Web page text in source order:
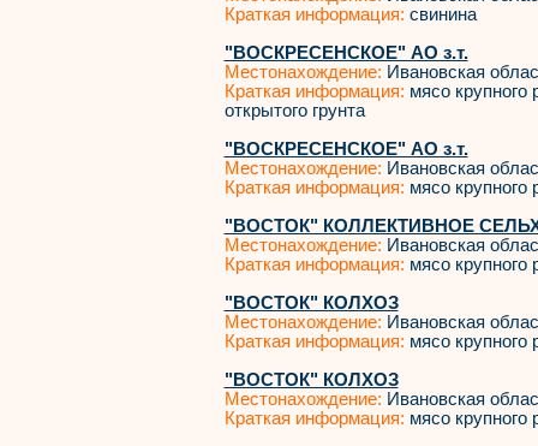
Краткая информация: свинина
"ВОСКРЕСЕНСКОЕ" АО з.т.
Местонахождение: Ивановская
Краткая информация: мясо крупного
открытого грунта
"ВОСКРЕСЕНСКОЕ" АО з.т.
Местонахождение: Ивановская
Краткая информация: мясо крупного
"ВОСТОК" КОЛЛЕКТИВНОЕ
Местонахождение: Ивановская
Краткая информация: мясо крупного
"ВОСТОК" КОЛХОЗ
Местонахождение: Ивановская
Краткая информация: мясо крупного
"ВОСТОК" КОЛХОЗ
Местонахождение: Ивановская
Краткая информация: мясо крупного